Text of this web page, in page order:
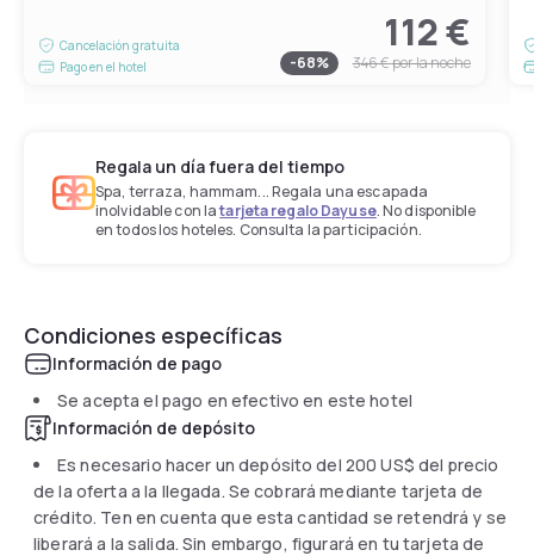
Cancelación gratuita
Pago en el hotel
112 €
-68% 346 €por la noche
Regala un día fuera del tiempo
Spa, terraza, hammam... Regala una escapada
inolvidable con latarjeta regalo Dayuse. No disponible
en todos los hoteles. Consulta la participación.
Condiciones específicas
Información de pago
Se acepta el pago en efectivo en este hotel
Información de depósito
Es necesario hacer un depósito del 200 US$ del precio
de la oferta a la llegada. Se cobrará mediante tarjeta de
crédito. Ten en cuenta que esta cantidad se retendrá y se
liberará a la salida. Sin embargo, figurará en tu tarjeta de